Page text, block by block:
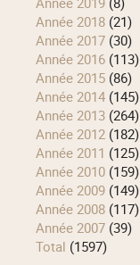
année 2018(21)
année 2017(30)
année 2016(113)
année 2015(86)
année 2014(145)
année 2013(264)
année 2012(182)
année 2011 (125)
année 2010(159)
année 2009(149)
année 2008(117)
année 2007(39)
total (1597)